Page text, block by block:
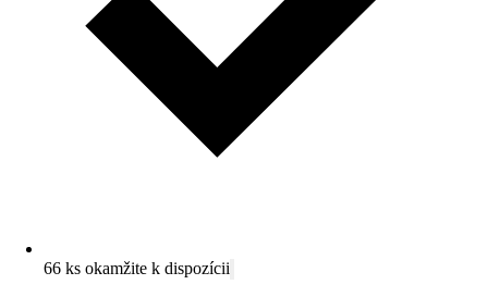
66 ks okamžite k dispozícii